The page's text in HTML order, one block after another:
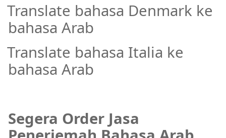
Translate bahasa Denmark ke
bahasa Arab
Translate bahasa Italia ke
bahasa Arab
Segera Order Jasa